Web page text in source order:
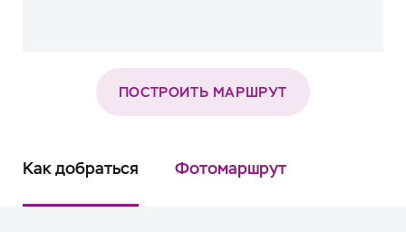
ПОСТРОИТЬ МАРШРУТ
Как добраться Фотомаршрут